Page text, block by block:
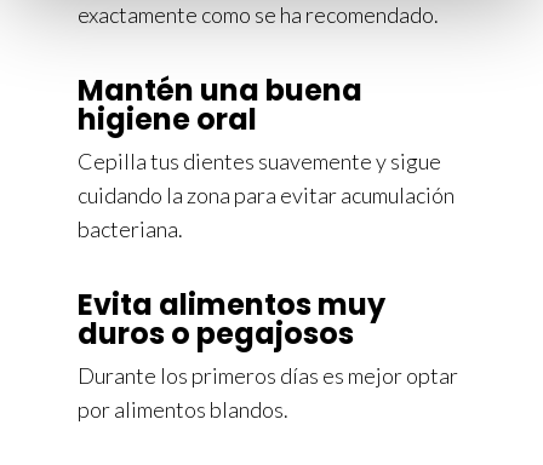
exactamente como se ha recomendado.
Mantén una buena
higiene oral
Cepilla tus dientes suavemente y sigue
cuidando la zona para evitar acumulación
bacteriana.
Evita alimentos muy
duros o pegajosos
Durante los primeros días es mejor optar
por alimentos blandos.